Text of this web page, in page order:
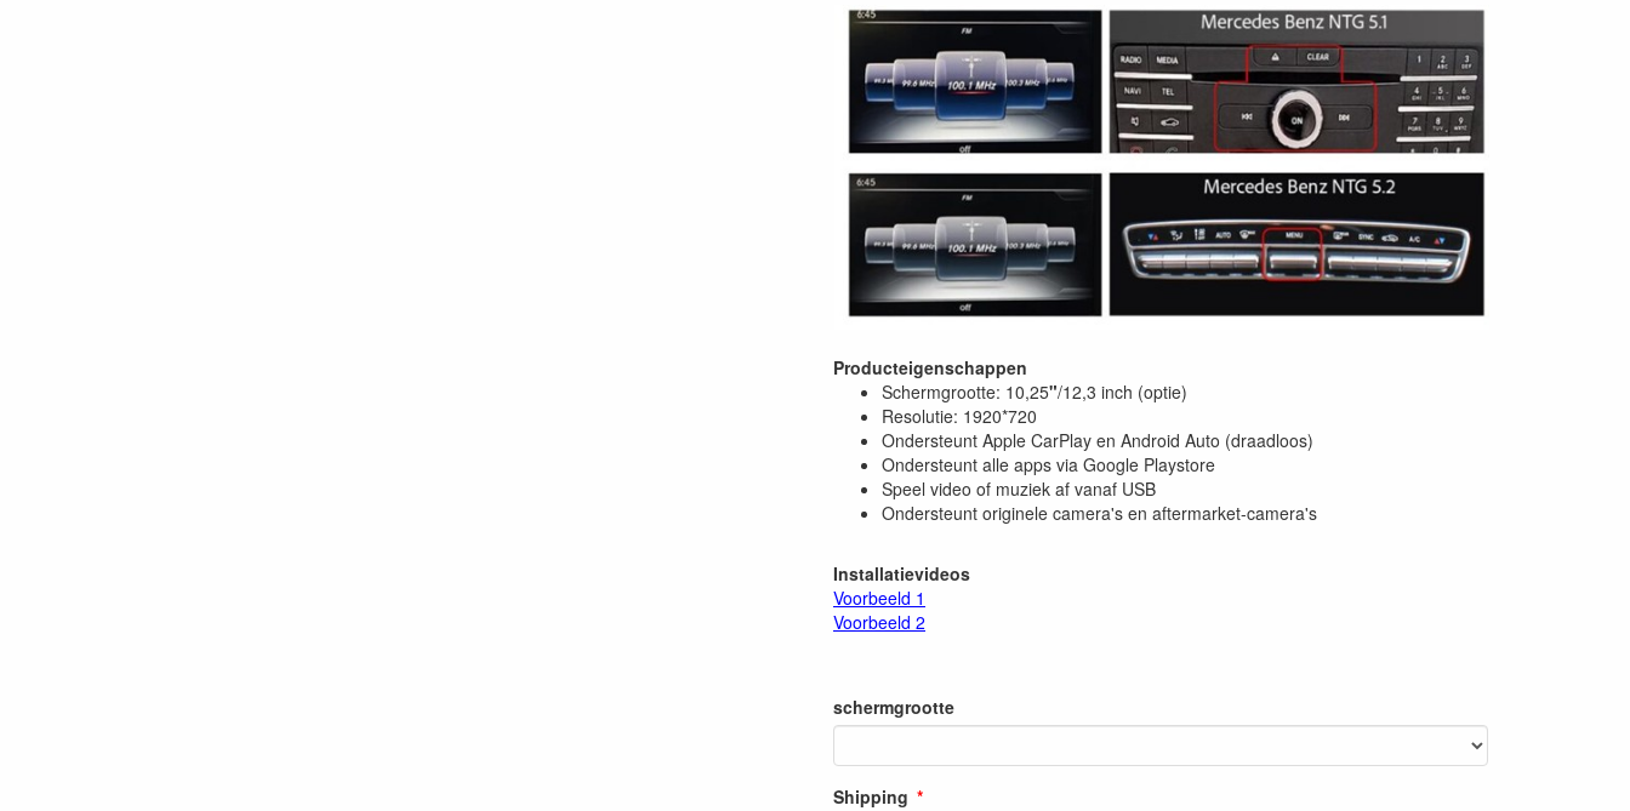
Producteigenschappen
Schermgrootte: 10,25"/12,3 inch (optie)
Resolutie: 1920*720
Ondersteunt Apple CarPlay en Android Auto (draadloos)
Ondersteunt alle apps via Google Playstore
Speel video of muziek af vanaf USB
Ondersteunt originele camera's en aftermarket-camera's
Installatievideos
Voorbeeld 1
Voorbeeld 2
schermgrootte
Shipping